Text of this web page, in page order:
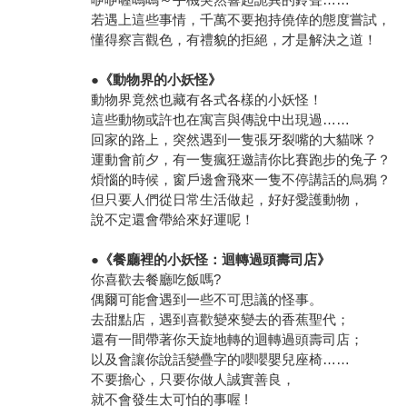
若遇上這些事情，千萬不要抱持僥倖的態度嘗試，
懂得察言觀色，有禮貌的拒絕，才是解決之道！
● 《動物界的小妖怪》
動物界竟然也藏有各式各樣的小妖怪！
這些動物或許也在寓言與傳說中出現過……
回家的路上，突然遇到一隻張牙裂嘴的大貓咪？
運動會前夕，有一隻瘋狂邀請你比賽跑步的兔子？
煩惱的時候，窗戶邊會飛來一隻不停講話的烏鴉？
但只要人們從日常生活做起，好好愛護動物，
說不定還會帶給來好運呢！
● 《餐廳裡的小妖怪：迴轉過頭壽司店》
你喜歡去餐廳吃飯嗎?
偶爾可能會遇到一些不可思議的怪事。
去甜點店，遇到喜歡變來變去的香蕉聖代；
還有一間帶著你天旋地轉的迴轉過頭壽司店；
以及會讓你說話變疊字的嚶嚶嬰兒座椅……
不要擔心，只要你做人誠實善良，
就不會發生太可怕的事喔 !